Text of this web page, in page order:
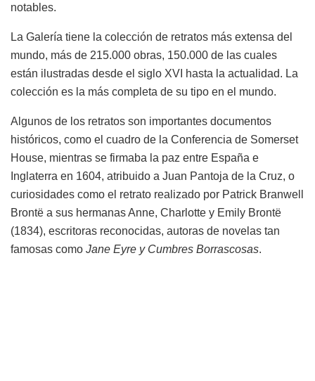
notables.
La Galería tiene la colección de retratos más extensa del
mundo, más de 215.000 obras, 150.000 de las cuales
están ilustradas desde el siglo XVI hasta la actualidad. La
colección es la más completa de su tipo en el mundo.
Algunos de los retratos son importantes documentos
históricos, como el cuadro de la Conferencia de Somerset
House, mientras se firmaba la paz entre España e
Inglaterra en 1604, atribuido a Juan Pantoja de la Cruz, o
curiosidades como el retrato realizado por Patrick Branwell
Brontë a sus hermanas Anne, Charlotte y Emily Brontë
(1834), escritoras reconocidas, autoras de novelas tan
famosas como Jane Eyre y Cumbres Borrascosas.